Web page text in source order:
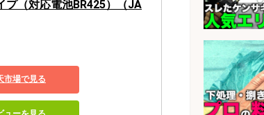
プ（対応電池BR425）（JA
市場で見る